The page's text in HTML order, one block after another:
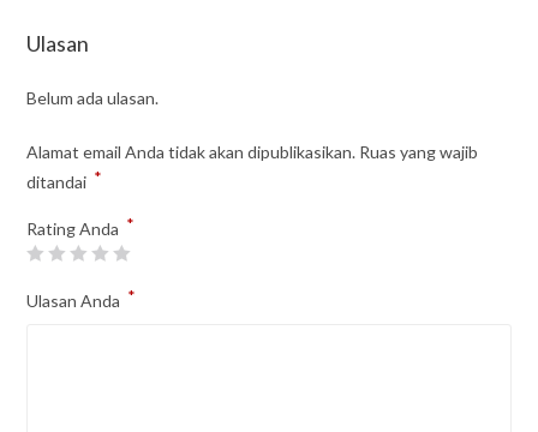
Ulasan
Belum ada ulasan.
Alamat email Anda tidak akan dipublikasikan. Ruas yang wajib
ditandai *
Rating Anda *
Ulasan Anda *